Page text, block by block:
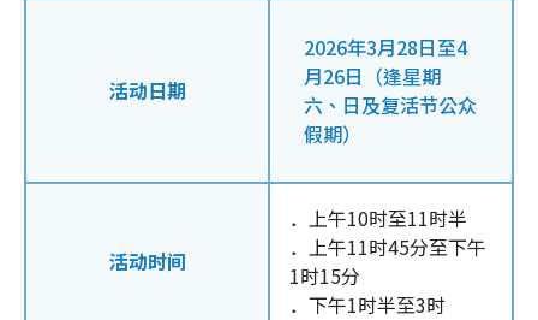
活动日期
2026年3月28日至4
月26日（逢星期
六、日及复活节公众
假期）
活动时间
．上午10时至11时半
．上午11时45分至下午
1时15分
．下午1时半至3时